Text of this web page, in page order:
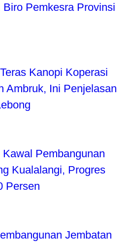
Pemkesra Provinsi
Kanopi Koperasi
Ambruk, Ini Penjelasan
Pembangunan
Kualalangi, Progres
Persen
Jembatan